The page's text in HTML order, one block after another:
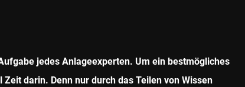
jedes Anlageexperten. Um ein bestmögliches
darin. Denn nur durch das Teilen von Wissen